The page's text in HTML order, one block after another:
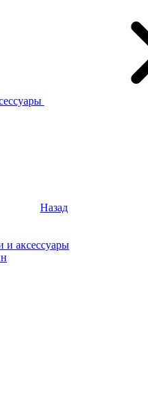
Назад
аксессуары